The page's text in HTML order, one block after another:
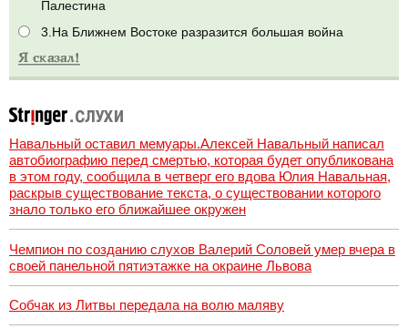
Палестина
3.На Ближнем Востоке разразится большая война
Навальный оставил мемуары.Алексей Навальный написал
автобиографию перед смертью, которая будет опубликована
в этом году, сообщила в четверг его вдова Юлия Навальная,
раскрыв существование текста, о существовании которого
знало только его ближайшее окружен
Чемпион по созданию слухов Валерий Соловей умер вчера в
своей панельной пятиэтажке на окраине Львова
Собчак из Литвы передала на волю маляву